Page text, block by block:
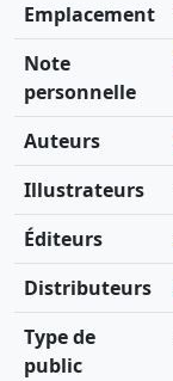
Emplacement
Note
personnelle
Auteurs
Illustrateurs
Éditeurs
Distributeurs
Type de
public